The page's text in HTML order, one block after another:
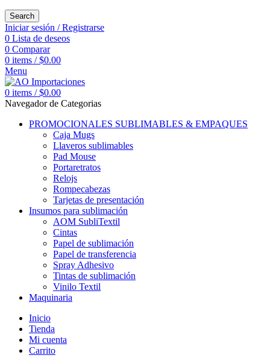
Search
Iniciar sesión / Registrarse
0 Lista de deseos
0 Comparar
0 items / $0.00
Menu
0 items / $0.00
Navegador de Categorias
PROMOCIONALES SUBLIMABLES & EMPAQUES
Caja Mugs
Llaveros sublimables
Pad Mouse
Portaretratos
Relojs
Rompecabezas
Tarjetas de presentación
Insumos para sublimación
AOM SubliTextil
Cintas
Papel de sublimación
Papel de transferencia
Spray Adhesivo
Tintas de sublimación
Vinilo Textil
Maquinaria
Inicio
Tienda
Mi cuenta
Carrito